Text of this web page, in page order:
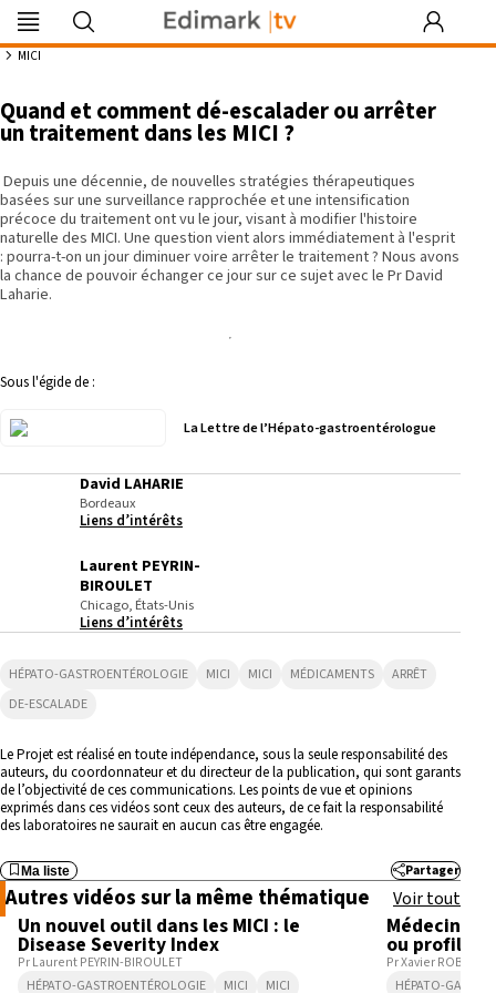
Formation
vous by Curie
Identifiant ou mot de passe oublié
Besoin d'aide ?
MICI
10:51
Ma liste Partager
Quand et comment dé-escalader ou arrêter
un traitement dans les MICI ?
Depuis une décennie, de nouvelles stratégies thérapeutiques
basées sur une surveillance rapprochée et une intensification
précoce du traitement ont vu le jour, visant à modifier l'histoire
naturelle des MICI. Une question vient alors immédiatement à l'esprit
: pourra-t-on un jour diminuer voire arrêter le traitement ? Nous avons
la chance de pouvoir échanger ce jour sur ce sujet avec le Pr David
Laharie.
Sous l'égide de :
La Lettre de l’Hépato-gastroentérologue
David LAHARIE
Bordeaux
Liens d’intérêts
Laurent PEYRIN-
BIROULET
Chicago, États-Unis
Liens d’intérêts
HÉPATO-GASTROENTÉROLOGIE MICI MICI MÉDICAMENTS
ARRÊT
DE-ESCALADE
Le Projet est réalisé en toute indépendance, sous la seule responsabilité des
auteurs, du coordonnateur et du directeur de la publication, qui sont garants
de l’objectivité de ces communications. Les points de vue et opinions
exprimés dans ces vidéos sont ceux des auteurs, de ce fait la responsabilité
des laboratoires ne saurait en aucun cas être engagée.
Autres vidéos sur la même thématique Voir tout
3:35
Un nouvel outil dans les MICI : le
Disease Severity Index
Pr Laurent PEYRIN-BIROULET
HÉPATO-GASTROENTÉROLOGIE
MICI MICI
Médecine
ou profiling
Pr Xavier ROBLIN
HÉPATO-